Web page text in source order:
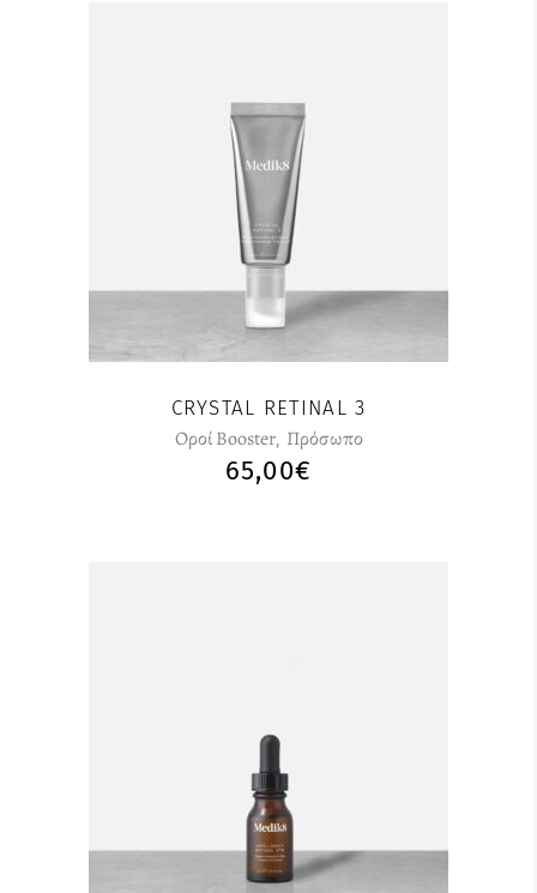
CRYSTAL RETINAL 3
Οροί Booster, Πρόσωπο
65,00€